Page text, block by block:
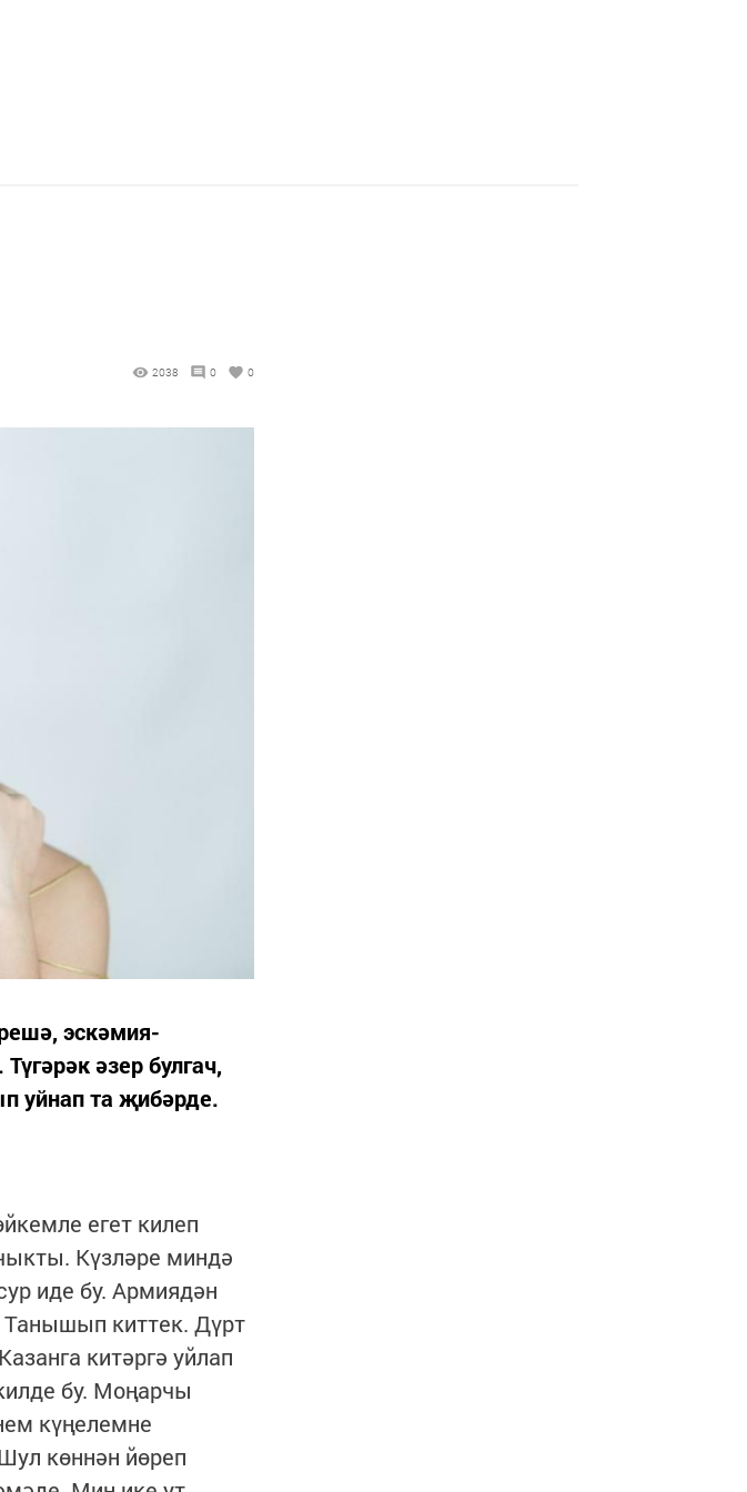
2038 0 0
эскәмия-
әзер булгач,
уйнап та җибәрде.
егет килеп
Күзләре миндә
иде бу. Армиядән
Танышып киттек. Дүрт
китәргә уйлап
бу. Моңарчы
күңелемне
көннән йөреп